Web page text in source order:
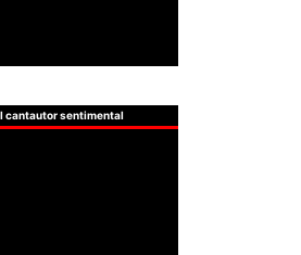
cantautor sentimental